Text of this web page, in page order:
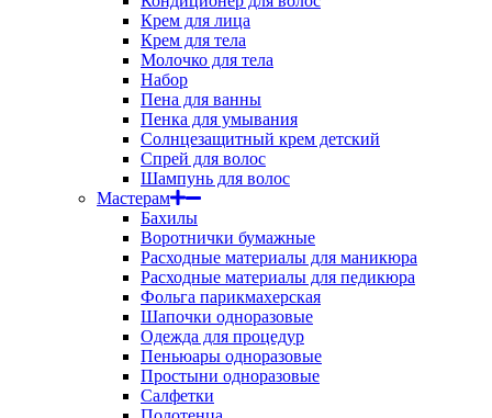
Крем для лица
Крем для тела
Молочко для тела
Набор
Пена для ванны
Пенка для умывания
Солнцезащитный крем детский
Спрей для волос
Шампунь для волос
Мастерам
Бахилы
Воротнички бумажные
Расходные материалы для маникюра
Расходные материалы для педикюра
Фольга парикмахерская
Шапочки одноразовые
Одежда для процедур
Пеньюары одноразовые
Простыни одноразовые
Салфетки